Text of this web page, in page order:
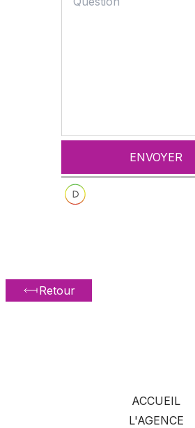
ENVOYER
Retour
ACCUEIL
L'AGENCE